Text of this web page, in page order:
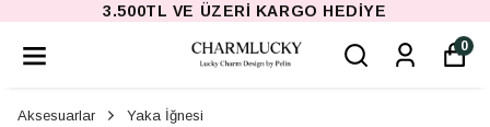
3.500TL VE ÜZERI KARGO
0
Aksesuarlar Yaka İğnesi